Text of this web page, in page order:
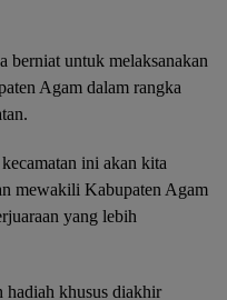
berniat untuk melaksanakan
Agam dalam rangka
ini akan kita
mewakili Kabupaten Agam
yang lebih
hadiah khusus diakhir